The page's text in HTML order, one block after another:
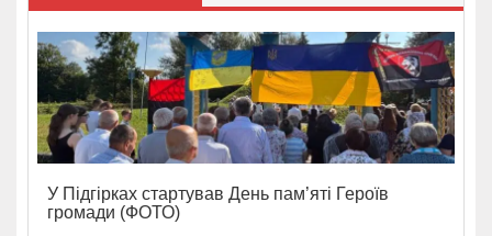
У Підгірках стартував День пам’яті Героїв
громади (ФОТО)